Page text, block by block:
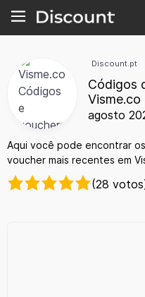
Discount.pt
Códigos
Visme.co
agosto
Aqui você pode encontrar
voucher mais recentes em
(28